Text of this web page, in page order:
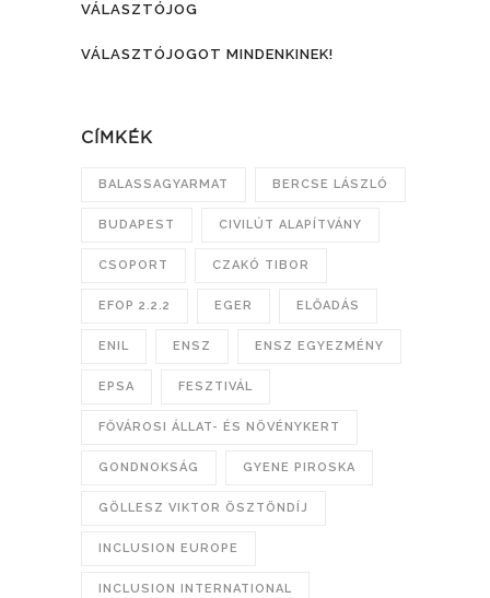
VÁLASZTÓJOG
VÁLASZTÓJOGOT MINDENKINEK!
CÍMKÉK
BALASSAGYARMAT BERCSE LÁSZLÓ
BUDAPEST CIVILÚT ALAPÍTVÁNY
CSOPORT CZAKÓ TIBOR
EFOP 2.2.2 EGER ELŐADÁS
ENIL ENSZ ENSZ EGYEZMÉNY
EPSA FESZTIVÁL
FŐVÁROSI ÁLLAT- ÉS NÖVÉNYKERT
GONDNOKSÁG GYENE PIROSKA
GÖLLESZ VIKTOR ÖSZTÖNDÍJ
INCLUSION EUROPE
INCLUSION INTERNATIONAL